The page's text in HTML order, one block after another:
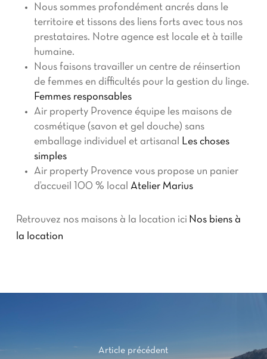
Nous sommes profondément ancrés dans le
territoire et tissons des liens forts avec tous nos
prestataires. Notre agence est locale et à taille
humaine.
Nous faisons travailler un centre de réinsertion
de femmes en difficultés pour la gestion du linge.
Femmes responsables
Air property Provence équipe les maisons de
cosmétique (savon et gel douche) sans
emballage individuel et artisanal
Les choses
simples
Air property Provence vous propose un panier
d’accueil 100 % local Atelier Marius
Retrouvez nos maisons à la location ici Nos biens à
la location
Article précédent